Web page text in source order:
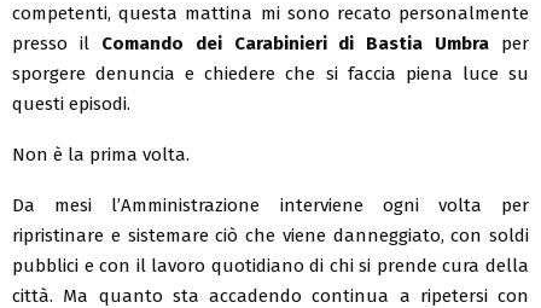
competenti, questa mattina mi sono recato personalmente
presso il Comando dei Carabinieri di Bastia Umbra per
sporgere denuncia e chiedere che si faccia piena luce su
questi episodi.
Non è la prima volta.
Da mesi l’Amministrazione interviene ogni volta per
ripristinare e sistemare ciò che viene danneggiato, con soldi
pubblici e con il lavoro quotidiano di chi si prende cura della
città. Ma quanto sta accadendo continua a ripetersi con